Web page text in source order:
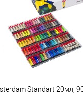
Standart 20мл,